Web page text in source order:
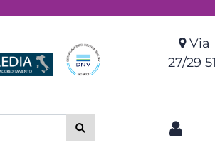
Via
27/29